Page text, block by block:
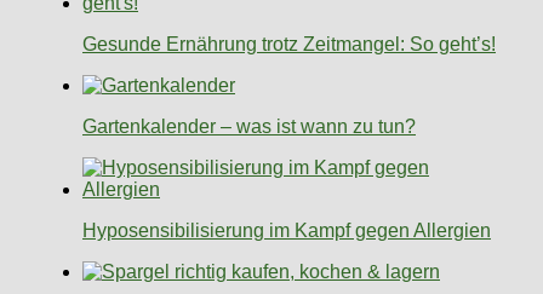
Gesunde Ernährung trotz Zeitmangel: So geht’s!
Gartenkalender – was ist wann zu tun?
Hyposensibilisierung im Kampf gegen Allergien